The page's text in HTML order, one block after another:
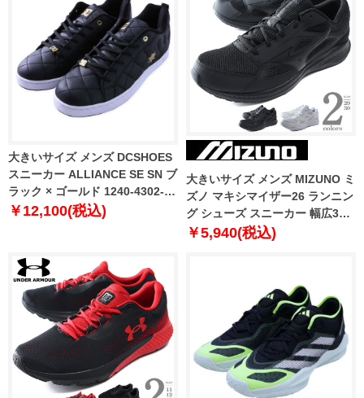
大きいサイズ メンズ DCSHOES
スニーカー ALLIANCE SE SN ブ
ラック × ゴールド 1240-4302-2
29 30 31 32
￥12,100(税込)
大きいサイズ メンズ MIZUNO ミ
ズノ マキシマイザー26 ランニン
グ シューズ スニーカー 幅広3E
相当 k1ga2402
￥5,940(税込)